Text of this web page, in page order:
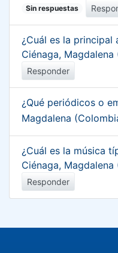
Sin respuestas
¿Cuál es la
Ciénaga,
Responder
¿Qué periódicos o
Magdalena
¿Cuál es la música
Ciénaga,
Responder